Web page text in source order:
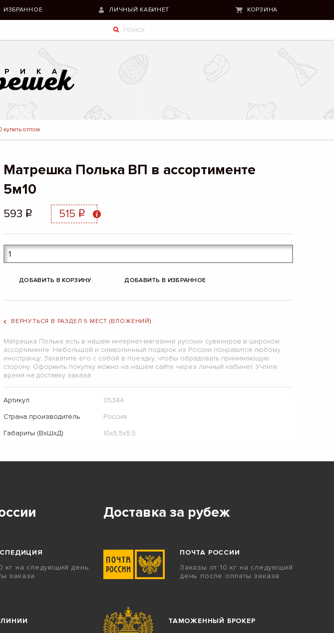
ИЗБРАННОЕ ЛИЧНЫЙ КАБИНЕТ КОРЗИНА
купить оптом
Матрешка Полька ВП в ассортименте
5м10
593 q 515 q
ДОБАВИТЬ В КОРЗИНУ ДОБАВИТЬ В ИЗБРАННОЕ
ВЕРНУТЬСЯ В РАЗДЕЛ 5 МЕСТ (ВЛОЖЕНИЙ)
Матрешка Полька есть в нашем интернет-магазине русских сувениров в широком
ассортименте. Небольшой и символичный подарок из России понравится любому
иностранцу. Захватите его с собой в поездку, чтобы обрадовать принимающую
сторону. Оформить покупку можно на нашем сайте через личный кабинет. Учтите
время на доставку заказа.
Артикул
05344
Страна производитель
Россия
Габариты (ВхШхД)
10х5,5х5,5
кг на следующий день
заказа.
Доставка за рубеж
ПОЧТА РОССИИ
Заказы от 10 кг на следующий
день после оплаты заказа.
ТАМОЖЕННЫЙ БРОКЕР